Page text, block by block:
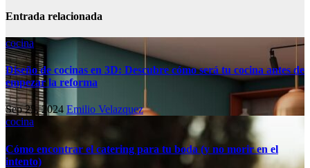
Entrada relacionada
cocina
Diseño de cocinas en 3D: Descubre cómo será tu cocina antes de
empezar la reforma
Sep 25, 2024 Emilio Velazquez
cocina
Cómo encontrar el catering para tu boda (y no morir en el
intento)